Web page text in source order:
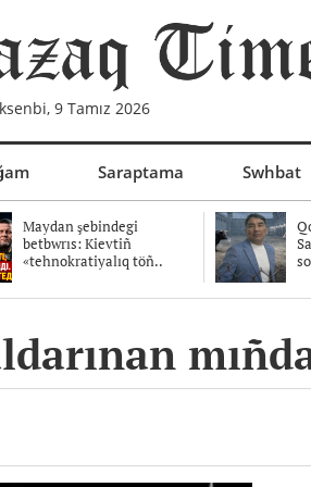
9 Tamız 2026
Saraptama Swhbat
Maydan şebindegi
betbwrıs: Kievtiñ
«tehnokratiyalıq töñ..